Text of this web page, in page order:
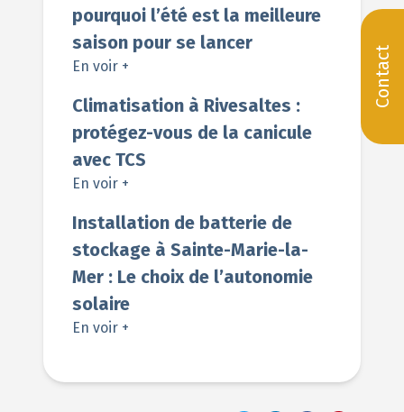
Contact
pourquoi l’été est la meilleure
saison pour se lancer
En voir +
Climatisation à Rivesaltes :
protégez-vous de la canicule
avec TCS
En voir +
Installation de batterie de
stockage à Sainte-Marie-la-
Mer : Le choix de l’autonomie
solaire
En voir +